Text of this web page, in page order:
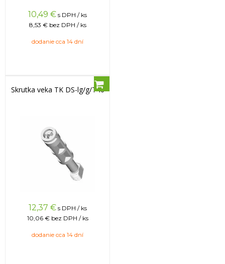
10,49 € s DPH / ks
8,53 € bez DPH / ks
dodanie cca 14 dní
Skrutka veka TK DS-lg/g/T40
12,37 € s DPH / ks
10,06 € bez DPH / ks
dodanie cca 14 dní